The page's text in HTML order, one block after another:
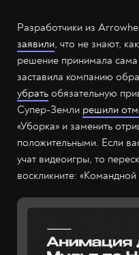
Разработчики из
заявили, что не знают,
решение принимала
заставила компанию
убрать обязательную
Супер-Земли решили
«Уборка» и заменить
положительными. Если
учат видеоигры, то
воскликните: